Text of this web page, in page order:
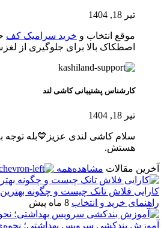
تیر 18, 1404
موقع انتخاب و خرید سرامیک کف
اصطکاک بالا برای جلوگیری از
کارشناس پشتیبانی کاشی لند
تیر 18, 1404
سلام کاشی لندی عزیز💙بله توجه
هستش.
آخرین مقالات مشاهده‌همه
کارایی فلاش تانک چیست و چگونه
راهنمای خرید و انتخاب 8 ماه پیش
آموزش بندکشی سرویس بهداشتی؛